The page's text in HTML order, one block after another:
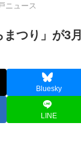
ニュース
まつり」が3
Bluesky
LINE